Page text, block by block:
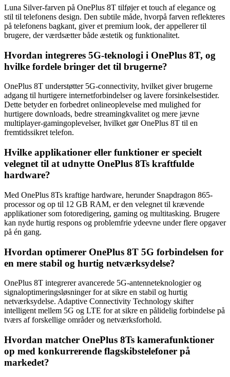
Luna Silver-farven på OnePlus 8T tilføjer et touch af elegance og
stil til telefonens design. Den subtile måde, hvorpå farven reflekteres
på telefonens bagkant, giver et premium look, der appellerer til
brugere, der værdsætter både æstetik og funktionalitet.
Hvordan integreres 5G-teknologi i OnePlus 8T, og
hvilke fordele bringer det til brugerne?
OnePlus 8T understøtter 5G-connectivity, hvilket giver brugerne
adgang til hurtigere internetforbindelser og lavere forsinkelsestider.
Dette betyder en forbedret onlineoplevelse med mulighed for
hurtigere downloads, bedre streamingkvalitet og mere jævne
multiplayer-gamingoplevelser, hvilket gør OnePlus 8T til en
fremtidssikret telefon.
Hvilke applikationer eller funktioner er specielt
velegnet til at udnytte OnePlus 8Ts kraftfulde
hardware?
Med OnePlus 8Ts kraftige hardware, herunder Snapdragon 865-
processor og op til 12 GB RAM, er den velegnet til krævende
applikationer som fotoredigering, gaming og multitasking. Brugere
kan nyde hurtig respons og problemfrie ydeevne under flere opgaver
på én gang.
Hvordan optimerer OnePlus 8T 5G forbindelsen for
en mere stabil og hurtig netværksydelse?
OnePlus 8T integrerer avancerede 5G-antenneteknologier og
signaloptimeringsløsninger for at sikre en stabil og hurtig
netværksydelse. Adaptive Connectivity Technology skifter
intelligent mellem 5G og LTE for at sikre en pålidelig forbindelse på
tværs af forskellige områder og netværksforhold.
Hvordan matcher OnePlus 8Ts kamerafunktioner
op med konkurrerende flagskibstelefoner på
markedet?